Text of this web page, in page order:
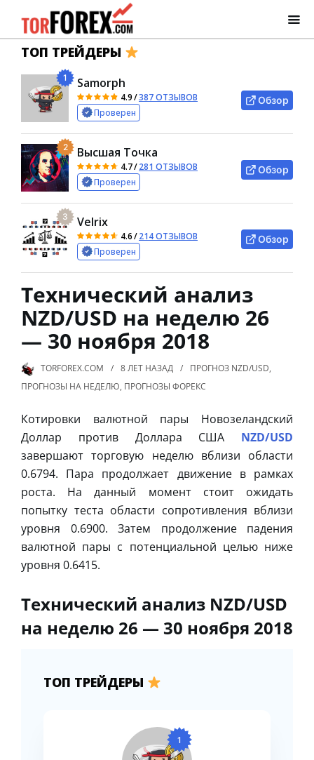
ТОП ТРЕЙДЕРЫ
1 Samorph
4.9/387 ОТЗЫВОВ
Проверен
Обзор
2 Высшая Точка
4.7/281 ОТЗЫВОВ
Проверен
Обзор
3 Velrix
4.6/214 ОТЗЫВОВ
Проверен
Обзор
Технический анализ
NZD/USD на неделю 26
— 30 ноября 2018
TORFOREX.COM 8 ЛЕТ НАЗАД ПРОГНОЗ NZD/USD,
ПРОГНОЗЫ НА НЕДЕЛЮ, ПРОГНОЗЫ ФОРЕКС
Котировки валютной пары Новозеландский
Доллар против Доллара США NZD/USD
завершают торговую неделю вблизи области
0.6794. Пара продолжает движение в рамках
роста. На данный момент стоит ожидать
попытку теста области сопротивления вблизи
уровня 0.6900. Затем продолжение падения
валютной пары с потенциальной целью ниже
уровня 0.6415.
Технический анализ NZD/USD
на неделю 26 — 30 ноября 2018
ТОП ТРЕЙДЕРЫ
1